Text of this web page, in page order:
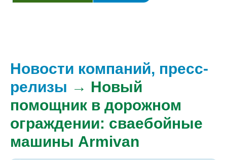
Новости компаний, пресс-
релизы → Новый
помощник в дорожном
ограждении: сваебойные
машины Armivan